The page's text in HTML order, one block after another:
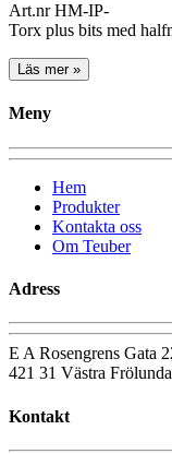
Art.nr HM-IP-
Torx plus bits med
Läs mer »
Meny
Hem
Produkter
Kontakta oss
Om Teuber
Adress
E A Rosengrens Gata
421 31 Västra Frölunda
Kontakt